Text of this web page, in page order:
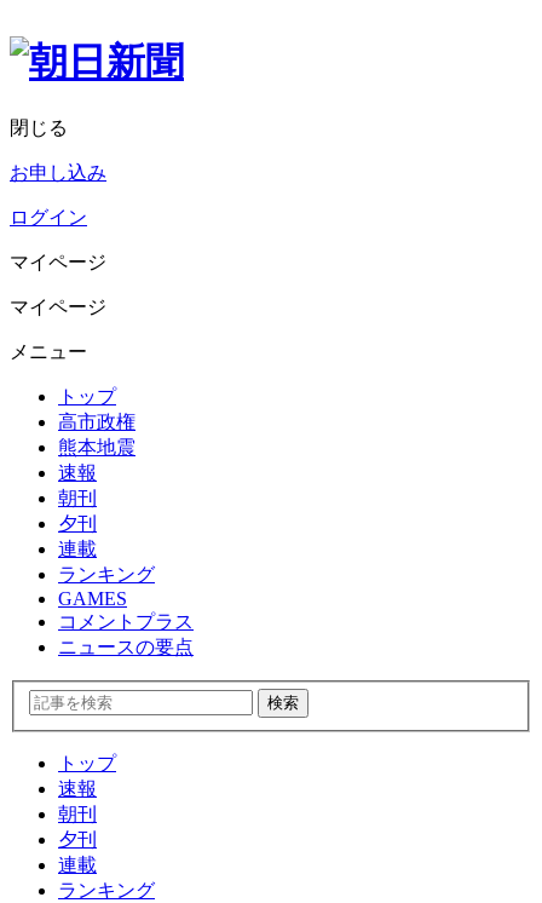
閉じる
お申し込み
ログイン
マイページ
マイページ
メニュー
トップ
高市政権
熊本地震
速報
朝刊
夕刊
連載
ランキング
GAMES
コメントプラス
ニュースの要点
トップ
速報
朝刊
夕刊
連載
ランキング